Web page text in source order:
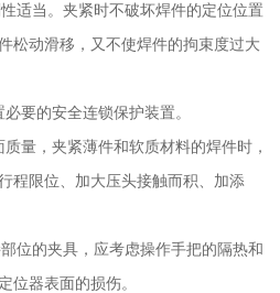
适当。夹紧时不破坏焊件的定位位置
松动滑移，又不使焊件的拘束度过大
要的安全连锁保护装置。
量，夹紧薄件和软质材料的焊件时，
程限位、加大压头接触而积、加添
位的夹具，应考虑操作手把的隔热和
位器表面的损伤。